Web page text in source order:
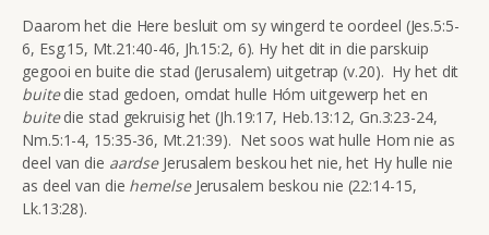
Daarom het die Here besluit om sy wingerd te oordeel (Jes.5:5-
6, Esg.15, Mt.21:40-46, Jh.15:2, 6). Hy het dit in die parskuip
gegooi en buite die stad (Jerusalem) uitgetrap (v.20). Hy het dit
buitedie stad gedoen, omdat hulle Hóm uitgewerp het en
buitedie stad gekruisig het (Jh.19:17, Heb.13:12, Gn.3:23-24,
Nm.5:1-4, 15:35-36, Mt.21:39). Net soos wat hulle Hom nie as
deel van die aardseJerusalem beskou het nie, het Hy hulle nie
as deel van die hemelseJerusalem beskou nie (22:14-15,
Lk.13:28).